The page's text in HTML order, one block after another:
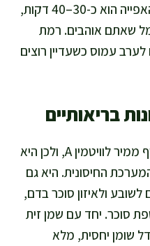
התנור עושה את כל השאר. זמן האפייה הוא כ-30–40 דקות,
שאתם אוהבים. רמת
עמוס כשעדיין רוצים
בריאותיים
דלעת עשירה בבטא-קרוטן שהגוף ממיר לוויטמין A, ולכן היא
החיסונית. היא גם
ולאיזון סוכר בדם,
סוכר. יחד עם שמן זית
שומן יחסית, מלא